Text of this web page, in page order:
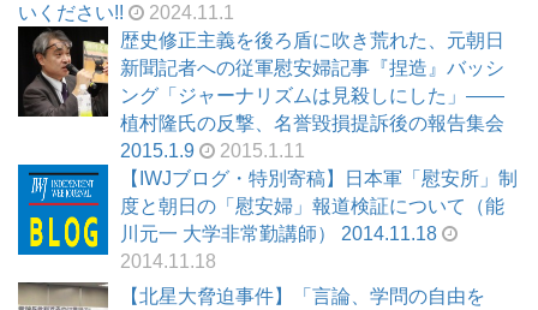
いください!!
2024.11.1
歴史修正主義を後ろ盾に吹き荒れた、元朝日
新聞記者への従軍慰安婦記事『捏造』バッシ
ング「ジャーナリズムは見殺しにした」――
植村隆氏の反撃、名誉毀損提訴後の報告集会
2015.1.9
2015.1.11
【IWJブログ・特別寄稿】日本軍「慰安所」制
度と朝日の「慰安婦」報道検証について（能
川元一 大学非常勤講師） 2014.11.18
2014.11.18
【北星大脅迫事件】「言論、学問の自由を